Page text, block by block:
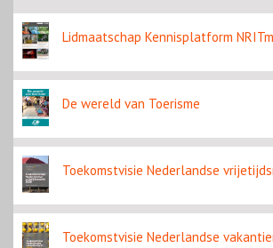
Lidmaatschap Kennisplatform
De wereld van Toerisme
Toekomstvisie Nederlandse
Toekomstvisie Nederlandse